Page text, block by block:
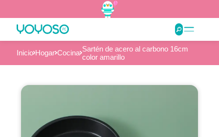
Inicio Hogar Cocina Sartén de acero al carbono 16cm
color amarillo